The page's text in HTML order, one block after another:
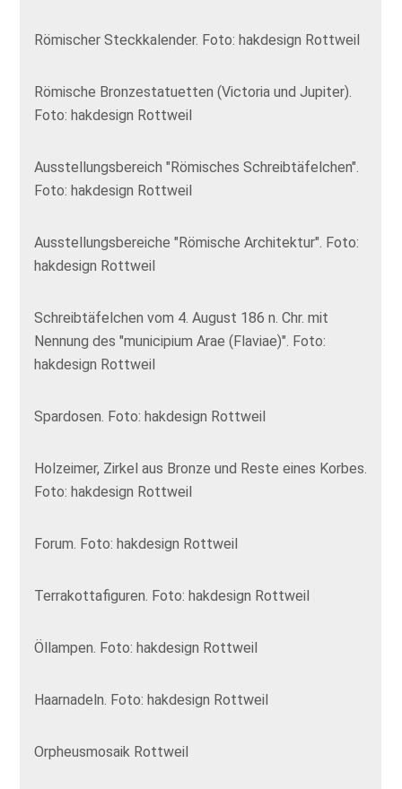
Römischer Steckkalender. Foto: hakdesign Rottweil
Römische Bronzestatuetten (Victoria und Jupiter).
Foto: hakdesign Rottweil
Ausstellungsbereich "Römisches Schreibtäfelchen".
Foto: hakdesign Rottweil
Ausstellungsbereiche "Römische Architektur". Foto:
hakdesign Rottweil
Schreibtäfelchen vom 4. August 186 n. Chr. mit
Nennung des "municipium Arae (Flaviae)". Foto:
hakdesign Rottweil
Spardosen. Foto: hakdesign Rottweil
Holzeimer, Zirkel aus Bronze und Reste eines Korbes.
Foto: hakdesign Rottweil
Forum. Foto: hakdesign Rottweil
Terrakottafiguren. Foto: hakdesign Rottweil
Öllampen. Foto: hakdesign Rottweil
Haarnadeln. Foto: hakdesign Rottweil
Orpheusmosaik Rottweil